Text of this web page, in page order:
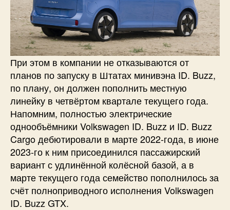
При этом в компании не отказываются от
планов по запуску в Штатах минивэна ID. Buzz,
по плану, он должен пополнить местную
линейку в четвёртом квартале текущего года.
Напомним, полностью электрические
однообъёмники Volkswagen ID. Buzz и ID. Buzz
Cargo дебютировали в марте 2022-года, в июне
2023-го к ним присоединился пассажирский
вариант с удлинённой колёсной базой, а в
марте текущего года семейство пополнилось за
счёт полноприводного исполнения Volkswagen
ID. Buzz GTX.